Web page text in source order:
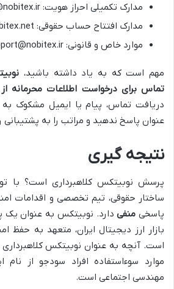
مدارک تکمیلی احراز هویت: kyc@nobitex.ir
مدارک افتتاح حساب حقوقی: ba@nobitex.net
موارد خاص و قانونی: support@nobitex.ir
مهم است که به یاد داشته باشید،
تماس برای درخواست اطلاعات محرمانه
دریافت تماس، پیام یا ایمیل مشکوک
عنوان پاسخ ندهید و مراتب را به
نتیجه گیری
پرسش نوبیتکس کلاهبرداری است؟ با
ساختار حقوقی، تیم تخصصی و اقدامات
پاسخی منفیدارد. نوبیتکس به عنوان یک
بازار ارز دیجیتال ایران، متعهد به حفظ
است. آنچه به عنوان نوبیتکس
موارد سوءاستفاده افراد سودجو از
مهندسی اجتماعی است.